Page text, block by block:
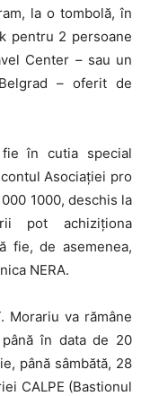
la o tombolă, în
pentru 2 persoane
Center – sau un
– oferit de
în cutia special
Asociaţiei pro
1000, deschis la
pot achiziţiona
fie, de asemenea,
NERA.
Morariu va rămâne
până în data de 20
până sâmbătă, 28
CALPE (Bastionul